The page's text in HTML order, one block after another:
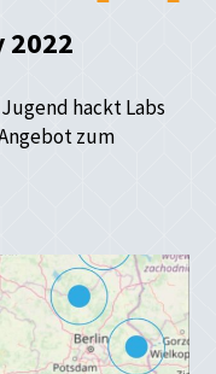
2022
hackt Labs
zum